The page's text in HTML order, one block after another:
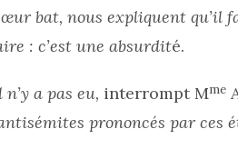
bat, nous expliquent qu’il
: c’est une absurdité.
a pas eu, interrompt Mme
prononcés par ces